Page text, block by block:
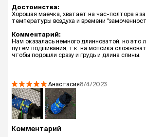
Достоинства:
Хорошая маечка, хватает на час-полтора в
температуры воздуха и времени
Комментарий:
Нам оказалась немного длинноватой, но это
путем подшивания, т.к. на мопсика
чтобы подошли сразу и грудь и длина спины.
Анастасия8/4/2023
Комментарий